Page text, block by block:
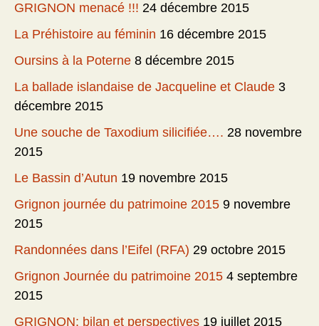
GRIGNON menacé !!! 24 décembre 2015
La Préhistoire au féminin 16 décembre 2015
Oursins à la Poterne 8 décembre 2015
La ballade islandaise de Jacqueline et Claude 3
décembre 2015
Une souche de Taxodium silicifiée…. 28 novembre
2015
Le Bassin d’Autun 19 novembre 2015
Grignon journée du patrimoine 2015 9 novembre
2015
Randonnées dans l’Eifel (RFA) 29 octobre 2015
Grignon Journée du patrimoine 2015 4 septembre
2015
GRIGNON: bilan et perspectives 19 juillet 2015